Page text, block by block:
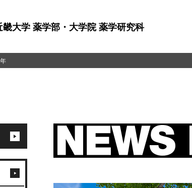
畿大学 薬学部・大学院 薬学研究科